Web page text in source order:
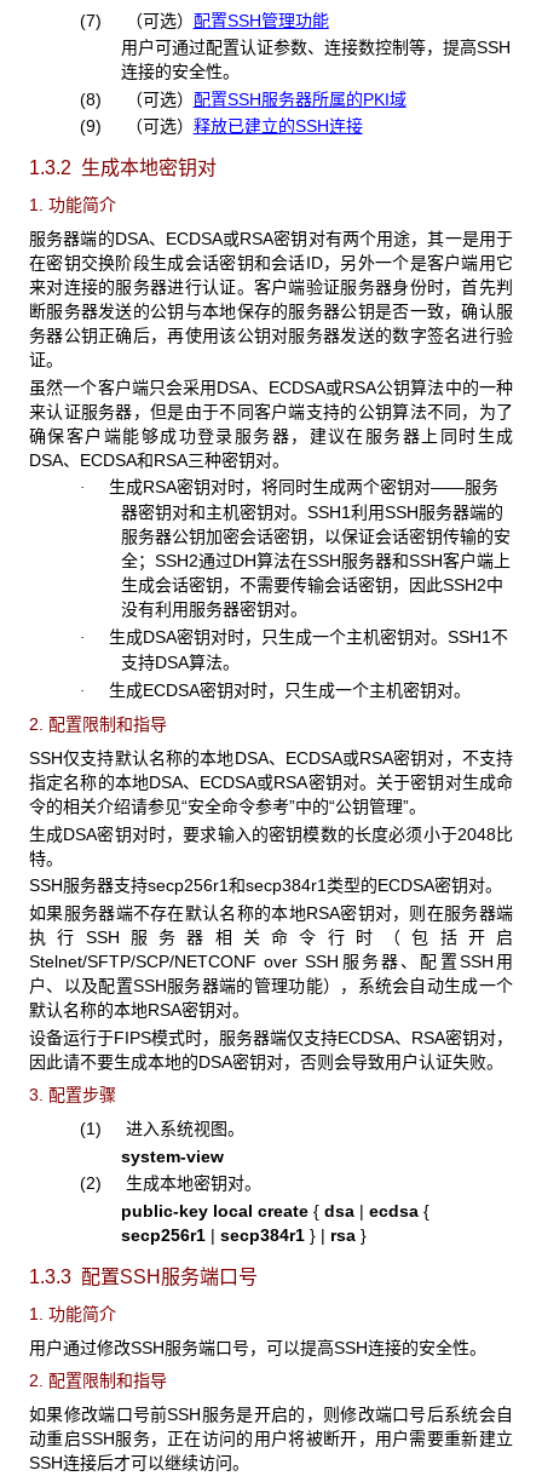
(7) （可选） 配置SSH管理功能
用户可通过配置认证参数、连接数控制等，提高SSH
连接的安全性。
(8) （可选） 配置SSH服务器所属的PKI域
(9) （可选） 释放已建立的SSH连接
1.3.2 生成本地密钥对
1. 功能简介
服务器端的DSA、ECDSA或RSA密钥对有两个用途，其一是用于
在密钥交换阶段生成会话密钥和会话ID，另外一个是客户端用它
来对连接的服务器进行认证。客户端验证服务器身份时，首先判
断服务器发送的公钥与本地保存的服务器公钥是否一致，确认服
务器公钥正确后，再使用该公钥对服务器发送的数字签名进行验
证。
虽然一个客户端只会采用DSA、ECDSA或RSA公钥算法中的一种
来认证服务器，但是由于不同客户端支持的公钥算法不同，为了
确保客户端能够成功登录服务器，建议在服务器上同时生成
DSA、ECDSA和RSA三种密钥对。
· 生成RSA密钥对时，将同时生成两个密钥对——服务
器密钥对和主机密钥对。SSH1利用SSH服务器端的
服务器公钥加密会话密钥，以保证会话密钥传输的安
全；SSH2通过DH算法在SSH服务器和SSH客户端上
生成会话密钥，不需要传输会话密钥，因此SSH2中
没有利用服务器密钥对。
· 生成DSA密钥对时，只生成一个主机密钥对。SSH1不
支持DSA算法。
· 生成ECDSA密钥对时，只生成一个主机密钥对。
2. 配置限制和指导
SSH仅支持默认名称的本地DSA、ECDSA或RSA密钥对，不支持
指定名称的本地DSA、ECDSA或RSA密钥对。关于密钥对生成命
令的相关介绍请参见“安全命令参考”中的“公钥管理”。
生成DSA密钥对时，要求输入的密钥模数的长度必须小于2048比
特。
SSH服务器支持secp256r1和secp384r1类型的ECDSA密钥对。
如果服务器端不存在默认名称的本地RSA密钥对，则在服务器端
执行SSH服务器相关命令行时（包括开启
Stelnet/SFTP/SCP/NETCONF over SSH服务器、配置SSH用
户、以及配置SSH服务器端的管理功能），系统会自动生成一个
默认名称的本地RSA密钥对。
设备运行于FIPS模式时，服务器端仅支持ECDSA、RSA密钥对，
因此请不要生成本地的DSA密钥对，否则会导致用户认证失败。
3. 配置步骤
(1) 进入系统视图。
system-view
(2) 生成本地密钥对。
public-key local create { dsa | ecdsa {
secp256r1 | secp384r1 } | rsa }
1.3.3 配置SSH 服务端口号
1. 功能简介
用户通过修改SSH服务端口号，可以提高SSH连接的安全性。
2. 配置限制和指导
如果修改端口号前SSH服务是开启的，则修改端口号后系统会自
动重启SSH服务，正在访问的用户将被断开，用户需要重新建立
SSH连接后才可以继续访问。